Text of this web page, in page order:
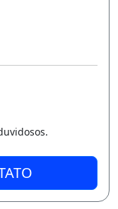
e banheiro